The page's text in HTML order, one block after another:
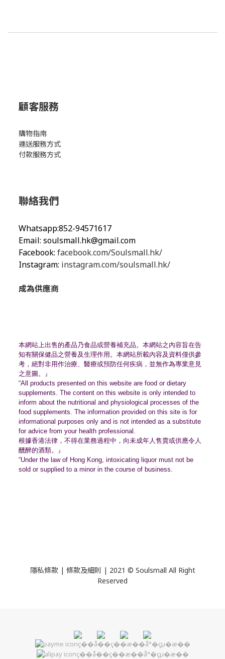
顧客服務
購物指南
運送服務方式
付款服務方式
聯絡我們
Whatsapp:852-94571617
Email: soulsmall.hk@gmail.com
Facebook: facebook.com/Soulsmall.hk/
Instagram: instagram.com/soulsmall.hk/
成為供應商
本網站上出售的產品乃食品或營養補充品。 本網站之內容旨在告
知有關保健品之營養及生理作用。 本網站所載內容及資料僅供參
考，絕對非用作治療、 醫療或預防任何疾病，並無作為專業意見
之意圖。』
“All products presented on this website are food or dietary
supplements. The content on this website is only intended to
inform about the nutritional and physiological processes of the
food supplements. The information provided on this site is for
informational purposes only and is not intended as a substitute
for advice from your health professional.
根據香港法律，不得在業務過程中， 向未成年人售賣或供應令人
醺醉的酒類。』
“Under the law of Hong Kong, intoxicating liquor must not be
sold or supplied to a minor in the course of business.
隱私條款 | 條款及細則 | 2021 © Soulsmall All Right
Reserved